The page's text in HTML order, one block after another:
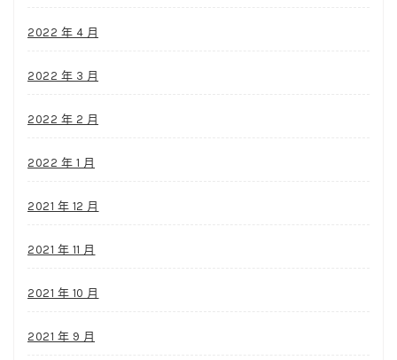
2022 年 4 月
2022 年 3 月
2022 年 2 月
2022 年 1 月
2021 年 12 月
2021 年 11 月
2021 年 10 月
2021 年 9 月